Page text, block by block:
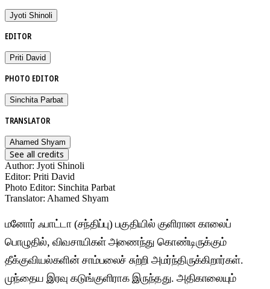
Jyoti Shinoli
EDITOR
Priti David
PHOTO EDITOR
Sinchita Parbat
TRANSLATOR
Ahamed Shyam
See all credits
Author: Jyoti Shinoli
Editor: Priti David
Photo Editor: Sinchita Parbat
Translator: Ahamed Shyam
மனோர் ஃபாட்டா (சந்திப்பு) பகுதியில் குளிரான காலைப்
பொழுதில், விவசாயிகள் அணைந்து கொண்டிருக்கும்
தீக்குவியல்களின் சாம்பலைச் சுற்றி அமர்ந்திருக்கிறார்கள்.
முந்தைய இரவு கடுங்குளிராக இருந்தது. அதிகாலையும்